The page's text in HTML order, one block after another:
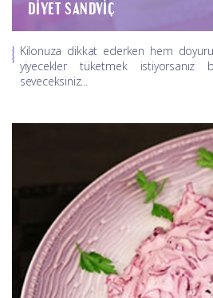
DIYET SANDVIÇ
Kilonuza dikkat ederken hem
yiyecekler tüketmek
seveceksiniz...